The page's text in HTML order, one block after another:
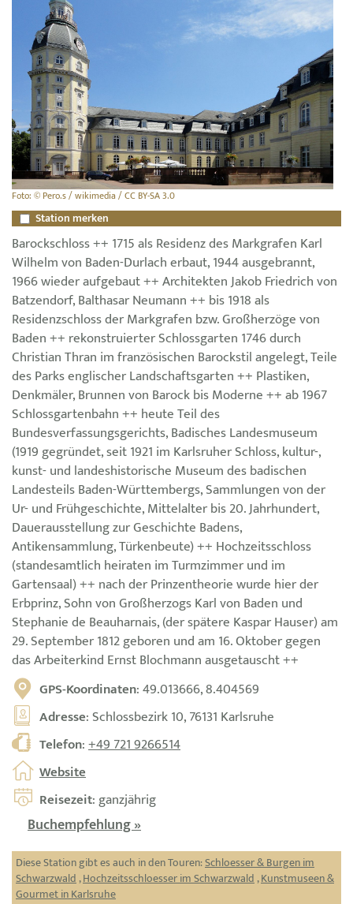
Foto: © Pero.s / wikimedia / CC BY-SA 3.0
Station merken
Barockschloss ++ 1715 als Residenz des Markgrafen Karl
Wilhelm von Baden-Durlach erbaut, 1944 ausgebrannt,
1966 wieder aufgebaut ++ Architekten Jakob Friedrich von
Batzendorf, Balthasar Neumann ++ bis 1918 als
Residenzschloss der Markgrafen bzw. Großherzöge von
Baden ++ rekonstruierter Schlossgarten 1746 durch
Christian Thran im französischen Barockstil angelegt, Teile
des Parks englischer Landschaftsgarten ++ Plastiken,
Denkmäler, Brunnen von Barock bis Moderne ++ ab 1967
Schlossgartenbahn ++ heute Teil des
Bundesverfassungsgerichts, Badisches Landesmuseum
(1919 gegründet, seit 1921 im Karlsruher Schloss, kultur-,
kunst- und landeshistorische Museum des badischen
Landesteils Baden-Württembergs, Sammlungen von der
Ur- und Frühgeschichte, Mittelalter bis 20. Jahrhundert,
Dauerausstellung zur Geschichte Badens,
Antikensammlung, Türkenbeute) ++ Hochzeitsschloss
(standesamtlich heiraten im Turmzimmer und im
Gartensaal) ++ nach der Prinzentheorie wurde hier der
Erbprinz, Sohn von Großherzogs Karl von Baden und
Stephanie de Beauharnais, (der spätere Kaspar Hauser) am
29. September 1812 geboren und am 16. Oktober gegen
das Arbeiterkind Ernst Blochmann ausgetauscht ++
GPS-Koordinaten: 49.013666, 8.404569
Adresse: Schlossbezirk 10, 76131 Karlsruhe
Telefon:+49 721 9266514
Website
Reisezeit: ganzjährig
Buchempfehlung »
Diese Station gibt es auch in den Touren:Schloesser & Burgen im
Schwarzwald,Hochzeitsschloesser im Schwarzwald,Kunstmuseen &
Gourmet in Karlsruhe